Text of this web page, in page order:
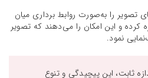
تصویر را به‌صورت روابط برداری میان
کرده و این امکان را می‌دهند که تصویر
نمود.
ثابت، این پیچیدگی و تنوع